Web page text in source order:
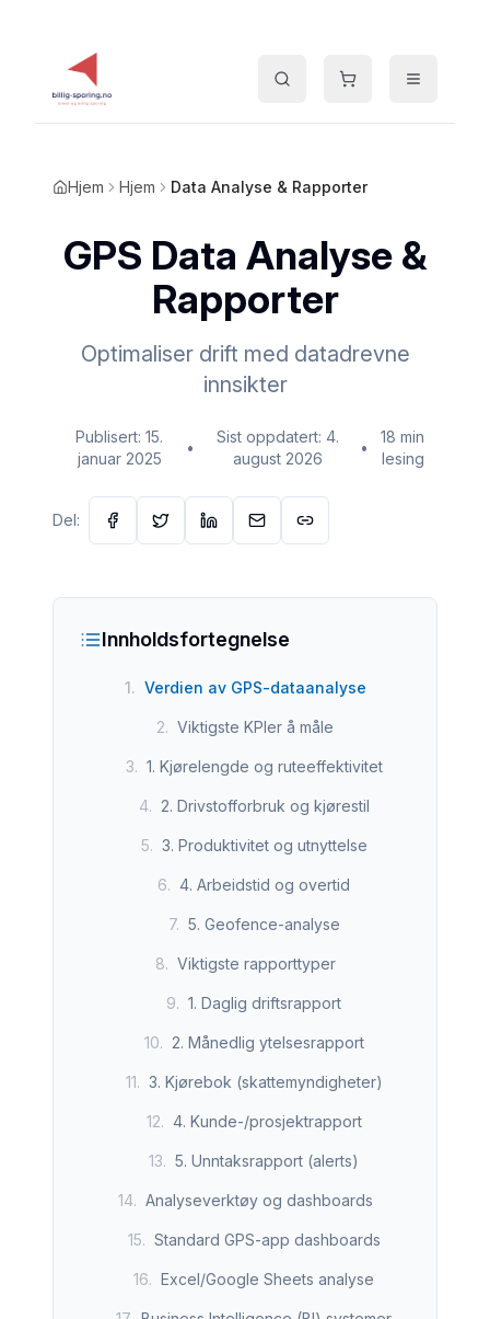
Hjem Hjem Data Analyse & Rapporter
GPS Data Analyse &
Rapporter
Optimaliser drift med datadrevne
innsikter
Publisert:15.
januar 2025
•
Sist oppdatert: 4.
august 2026
•
18 min
lesing
Del:
Innholdsfortegnelse
1. Verdien av GPS-dataanalyse
2. Viktigste KPIer å måle
3. 1. Kjørelengde og ruteeffektivitet
4. 2. Drivstofforbruk og kjørestil
5. 3. Produktivitet og utnyttelse
6. 4. Arbeidstid og overtid
7. 5. Geofence-analyse
8. Viktigste rapporttyper
9. 1. Daglig driftsrapport
10. 2. Månedlig ytelsesrapport
11. 3. Kjørebok (skattemyndigheter)
12. 4. Kunde-/prosjektrapport
13. 5. Unntaksrapport (alerts)
14. Analyseverktøy og dashboards
15. Standard GPS-app dashboards
16. Excel/Google Sheets analyse